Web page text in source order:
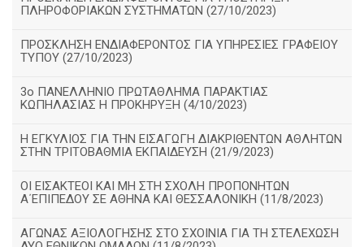
ΠΛΗΡΟΦΟΡΙΑΚΩΝ ΣΥΣΤΗΜΑΤΩΝ (27/10/2023)
ΠΡΟΣΚΛΗΣΗ ΕΝΔΙΑΦΕΡΟΝΤΟΣ ΓΙΑ ΥΠΗΡΕΣΙΕΣ ΓΡΑΦΕΙΟΥ
ΤΥΠΟΥ (27/10/2023)
3ο ΠΑΝΕΛΛΗΝΙΟ ΠΡΩΤΑΘΛΗΜΑ ΠΑΡΑΚΤΙΑΣ
ΚΩΠΗΛΑΣΙΑΣ Η ΠΡΟΚΗΡΥΞΗ (4/10/2023)
Η ΕΓΚΥΛΙΟΣ ΓΙΑ ΤΗΝ ΕΙΣΑΓΩΓΗ ΔΙΑΚΡΙΘΕΝΤΩΝ ΑΘΛΗΤΩΝ
ΣΤΗΝ ΤΡΙΤΟΒΑΘΜΙΑ ΕΚΠΑΙΔΕΥΣΗ (21/9/2023)
ΟΙ ΕΙΣΑΚΤΕΟΙ ΚΑΙ ΜΗ ΣΤΗ ΣΧΟΛΗ ΠΡΟΠΟΝΗΤΩΝ
Α΄ΕΠΙΠΕΔΟΥ ΣΕ ΑΘΗΝΑ ΚΑΙ ΘΕΣΣΑΛΟΝΙΚΗ (11/8/2023)
ΑΓΩΝΑΣ ΑΞΙΟΛΟΓΗΣΗΣ ΣΤΟ ΣΧΟΙΝΙΑ ΓΙΑ ΤΗ ΣΤΕΛΕΧΩΣΗ